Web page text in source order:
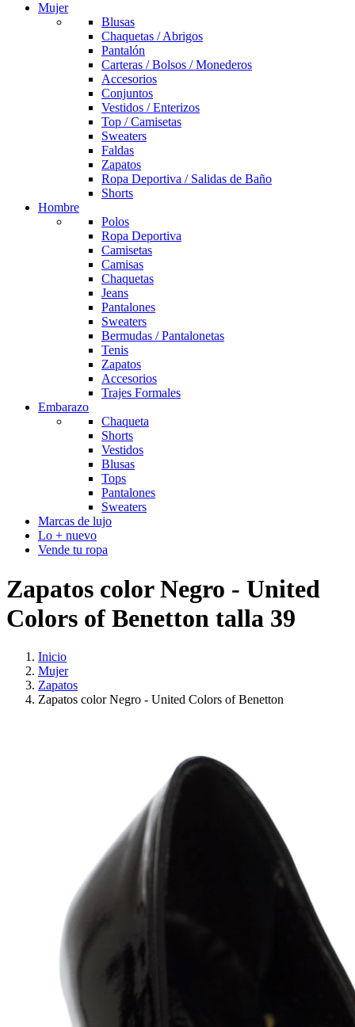
Mujer
Blusas
Chaquetas / Abrigos
Pantalón
Carteras / Bolsos / Monederos
Accesorios
Conjuntos
Vestidos / Enterizos
Top / Camisetas
Sweaters
Faldas
Zapatos
Ropa Deportiva / Salidas de Baño
Shorts
Hombre
Polos
Ropa Deportiva
Camisetas
Camisas
Chaquetas
Jeans
Pantalones
Sweaters
Bermudas / Pantalonetas
Tenis
Zapatos
Accesorios
Trajes Formales
Embarazo
Chaqueta
Shorts
Vestidos
Blusas
Tops
Pantalones
Sweaters
Marcas de lujo
Lo + nuevo
Vende tu ropa
Zapatos color Negro - United
Colors of Benetton talla 39
Inicio
Mujer
Zapatos
Zapatos color Negro - United Colors of Benetton